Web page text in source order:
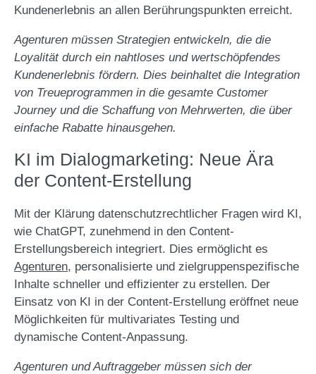
Kundenerlebnis an allen Berührungspunkten erreicht.
Agenturen müssen Strategien entwickeln, die die
Loyalität durch ein nahtloses und wertschöpfendes
Kundenerlebnis fördern. Dies beinhaltet die Integration
von Treueprogrammen in die gesamte Customer
Journey und die Schaffung von Mehrwerten, die über
einfache Rabatte hinausgehen.
KI im Dialogmarketing: Neue Ära
der Content-Erstellung
Mit der Klärung datenschutzrechtlicher Fragen wird KI,
wie ChatGPT, zunehmend in den Content-
Erstellungsbereich integriert. Dies ermöglicht es
Agenturen, personalisierte und zielgruppenspezifische
Inhalte schneller und effizienter zu erstellen. Der
Einsatz von KI in der Content-Erstellung eröffnet neue
Möglichkeiten für multivariates Testing und
dynamische Content-Anpassung.
Agenturen und Auftraggeber müssen sich der